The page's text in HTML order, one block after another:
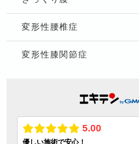
変形性腰椎症
変形性膝関節症